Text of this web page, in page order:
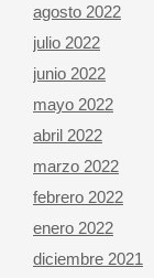
agosto 2022
julio 2022
junio 2022
mayo 2022
abril 2022
marzo 2022
febrero 2022
enero 2022
diciembre 2021